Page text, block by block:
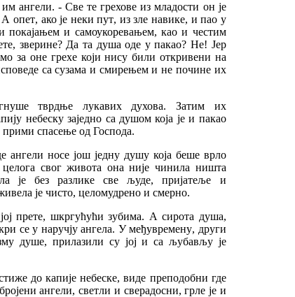
им ангели. -Све те грехове из младости он је
А опет, ако је неки пут, из зле навике, и пао у
покајањем и самоукоревањем, као и честим
, зверине? Да та душа оде у пакао? Не! Јер
за оне грехе који нису били откривени на
са сузама и смирењем и не почине их
тврдње лукавих духова. Затим
их
небеску заједно са душом која је и пакао
прими спасење од Господа.
ангели носе још једну душу која беше врло
целога свог живота она није чинила ништа
је без разлике све људе,пријатеље
и
је чисто, целомудрено и смерно.
јој прете, шкргућући зубима. А сирота душа,
се у наручју ангела. У међувремену, други
душe, прилазили су јој и са љубављу је
до капије небеске,виде преподобни где
ангели,светли и сверадосни,грле је и